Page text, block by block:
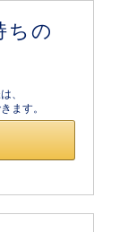
ちの
、
ます。